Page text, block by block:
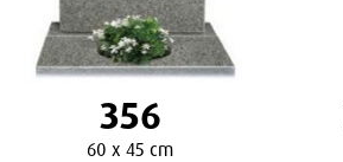
356
60 x 45 cm